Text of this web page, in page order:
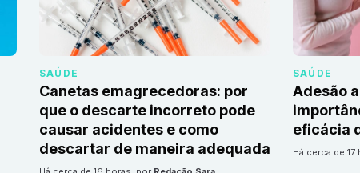
SAÚDE
Canetas emagrecedoras: por
que o descarte incorreto pode
causar acidentes e como
descartar de maneira adequada
SAÚDE
Adesão
eficácia
há cerca de 17